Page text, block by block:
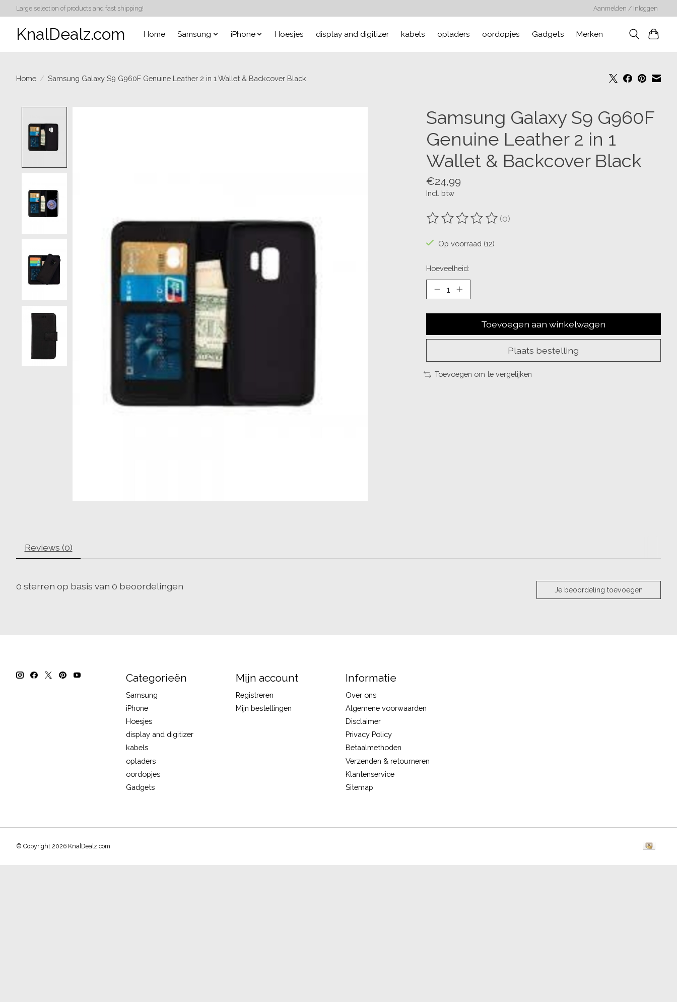
Large selection of products and fast shipping! Aanmelden / Inloggen
KnalDealz.com Home Samsung iPhone Hoesjes display and digitizer kabels opladers oordopjes Gadgets Merken
Home / Samsung Galaxy S9 G960F Genuine Leather 2 in 1 Wallet & Backcover Black
Samsung Galaxy S9 G960F
Genuine Leather 2 in 1
Wallet & Backcover Black
€24,99
Incl. btw
De beoordeling van dit product is
(0)
Op voorraad (12)
Hoeveelheid:
Toevoegen aan winkelwagen
Plaats bestelling
Toevoegen om te vergelijken
Reviews (0)
0 sterren op basis van 0 beoordelingen Je beoordeling toevoegen
Categorieën
Samsung
iPhone
Hoesjes
display and digitizer
kabels
opladers
oordopjes
Gadgets
Mijn account
Registreren
Mijn bestellingen
Informatie
Over ons
Algemene voorwaarden
Disclaimer
Privacy Policy
Betaalmethoden
Verzenden & retourneren
Klantenservice
Sitemap
© Copyright 2026 KnalDealz.com